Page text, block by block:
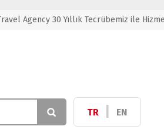
Agency 30 Yıllık Tecrübemiz ile
TR EN